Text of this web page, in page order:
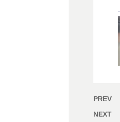
PREV
NEXT